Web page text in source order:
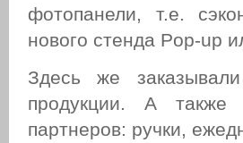
фотопанели, т.е.
нового стенда Pop-up
Здесь же
продукции. А
партнеров: ручки,